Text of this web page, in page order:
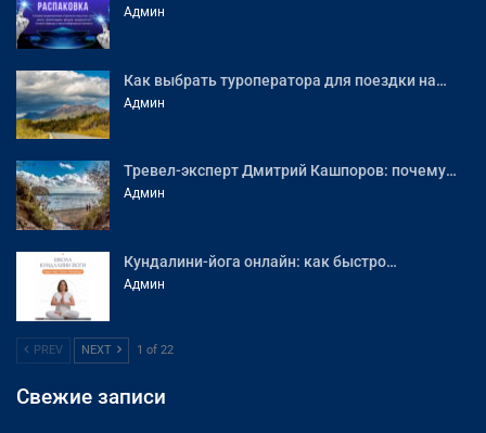
Админ
Как выбрать туроператора для поездки на…
Админ
Тревел-эксперт Дмитрий Кашпоров: почему…
Админ
Кундалини-йога онлайн: как быстро…
Админ
PREV NEXT 1 of 22
Свежие записи